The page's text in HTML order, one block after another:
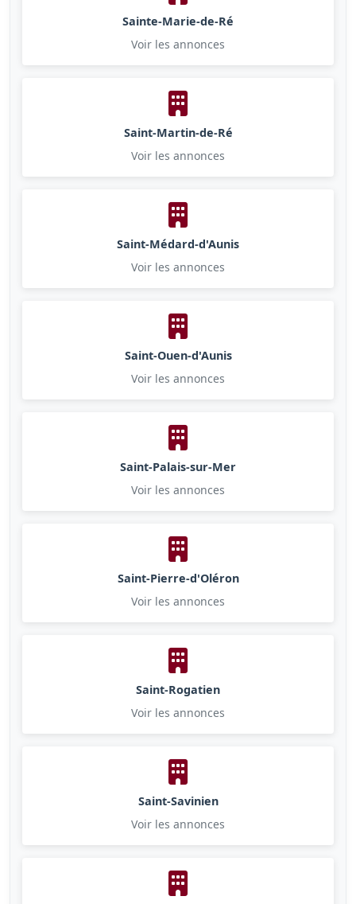
Sainte-Marie-de-Ré
Voir les annonces
Saint-Martin-de-Ré
Voir les annonces
Saint-Médard-d'Aunis
Voir les annonces
Saint-Ouen-d'Aunis
Voir les annonces
Saint-Palais-sur-Mer
Voir les annonces
Saint-Pierre-d'Oléron
Voir les annonces
Saint-Rogatien
Voir les annonces
Saint-Savinien
Voir les annonces